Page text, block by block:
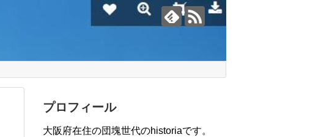
プロフィール
大阪府在住の団塊世代のhistoriaです。